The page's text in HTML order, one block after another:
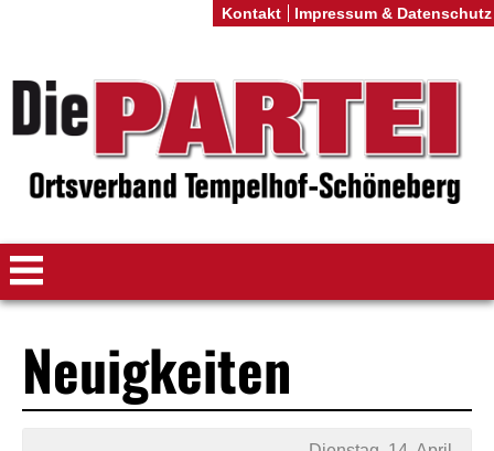
Neuigkeiten
Kontakt Impressum & Datenschutz